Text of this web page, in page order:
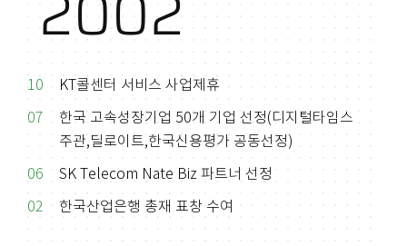
10 KT콜센터 서비스 사업제휴
07
한국 고속성장기업 50개 기업 선정(디지털타임스
주관,딜로이트,한국신용평가 공동선정)
06 SK Telecom Nate Biz 파트너 선정
02 한국산업은행 총재 표창 수여